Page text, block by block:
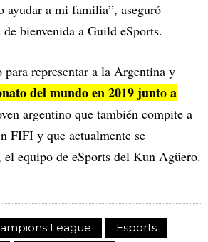
ayudar a mi familia”, aseguró
bienvenida a Guild eSports.
representar a la Argentina y
del mundo en 2019 junto a
argentino que también compite a
FIFI y que actualmente se
el equipo de eSports del Kun Agüero.
League
Esports